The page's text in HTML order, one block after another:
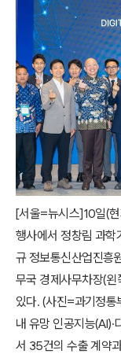
[서울=뉴시스]10일(
행사에서 정창림 과학
규 정보통신산업진흥
무국 경제사무차장(
있다. (사진=과기정통
내 유망 인공지능
서 35건의 수출 계약